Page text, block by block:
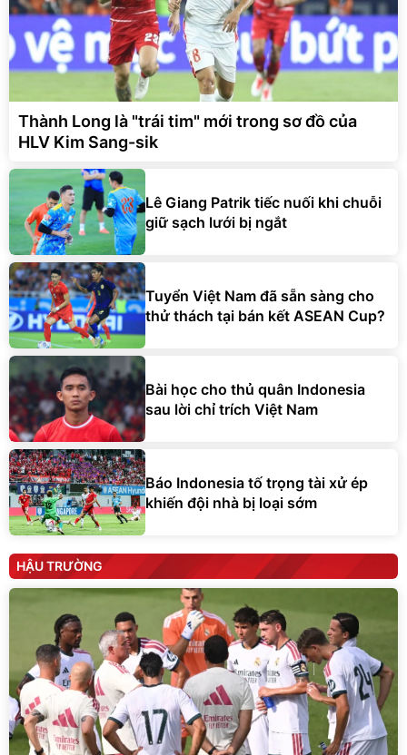
Thành Long là "trái tim" mới trong sơ đồ của
HLV Kim Sang-sik
Lê Giang Patrik tiếc nuối khi chuỗi
giữ sạch lưới bị ngắt
Tuyển Việt Nam đã sẵn sàng cho
thử thách tại bán kết ASEAN Cup?
Bài học cho thủ quân Indonesia
sau lời chỉ trích Việt Nam
Báo Indonesia tố trọng tài xử ép
khiến đội nhà bị loại sớm
HẬU TRƯỜNG